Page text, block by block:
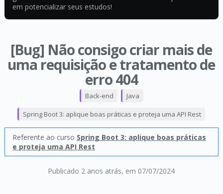
em potencializar seus estudos!
[Bug] Não consigo criar mais de
uma requisição e tratamento de
erro 404
Publicado 2 anos atrás, em 07/07/2024
Back-end Java
Spring Boot 3: aplique boas práticas e proteja uma API Rest
Referente ao curso Spring Boot 3: aplique boas práticas
e proteja uma API Rest